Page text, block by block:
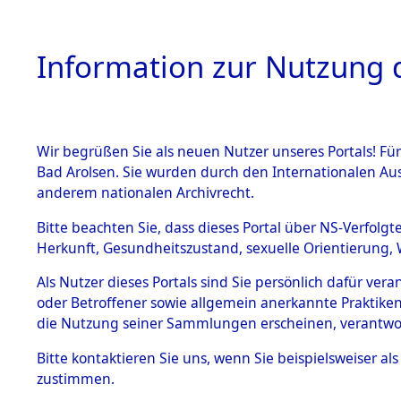
HOME
BESTÄNDE
Inhaftierungsdoku
mente
1.2.9 Beim ITS
verwahrte
1.2.9.1
Effekten aus
0003
Information zur Nutzung
Wir begrüßen Sie als neuen Nutzer unseres Portals!
Bad Arolsen. Sie wurden durch den Internationalen
anderem nationalen Archivrecht.
Bitte beachten Sie, dass dieses Portal über NS-
Herkunft, Gesundheitszustand, sexuelle
Als Nutzer dieses Portals sind Sie persönlich dafür
oder Betroffener sowie allgemein anerkannte
die Nutzung seiner Sammlungen erscheinen,
Bitte kontaktieren Sie uns, wenn Sie beispielsweiser
zustimmen.